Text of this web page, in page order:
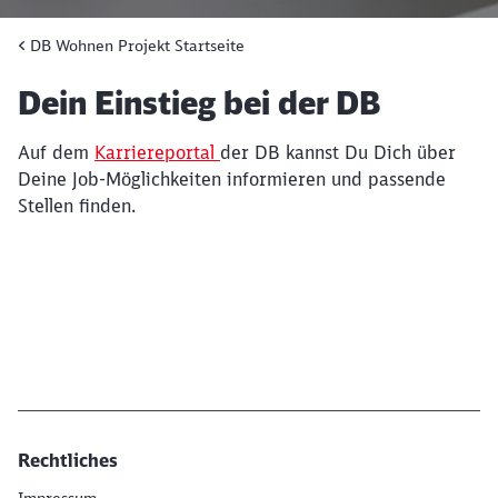
DB Wohnen Projekt Startseite
Artikel:
Dein Einstieg bei der DB
Auf dem Karriereportal der DB kannst Du Dich über
Deine Job-Möglichkeiten informieren und passende
Stellen finden.
Rechtliches
Möchten Sie zu
Abbrechen Weiter